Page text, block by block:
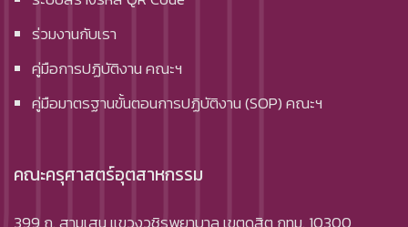
ร่วมงานกับเรา
คู่มือการปฏิบัติงาน คณะฯ
คู่มือมาตรฐานขั้นตอนการปฏิบัติงาน (SOP) คณะฯ
คณะครุศาสตร์อุตสาหกรรม